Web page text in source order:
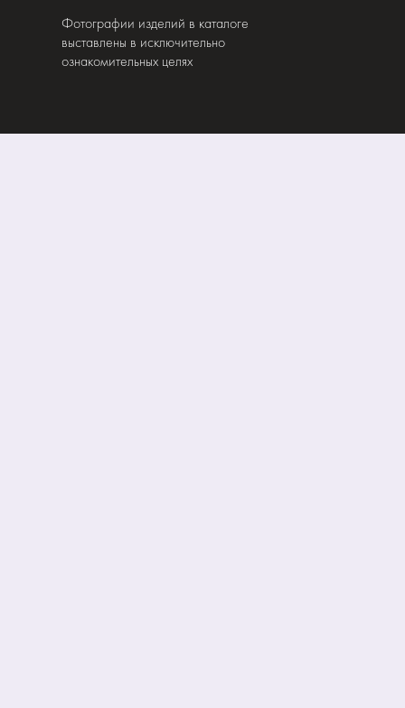
Фотографии изделий в каталоге
выставлены в исключительно
ознакомительных целях